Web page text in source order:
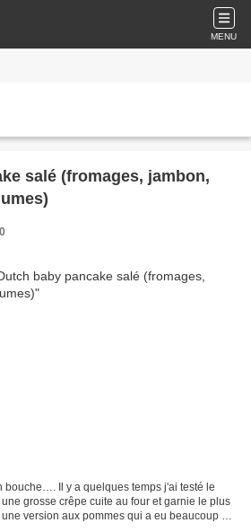
MENU
salé (fromages, jambon,
bouche…. Il y a quelques temps j'ai testé le
grosse crêpe cuite au four et garnie le plus
version aux pommes qui a eu beaucoup de